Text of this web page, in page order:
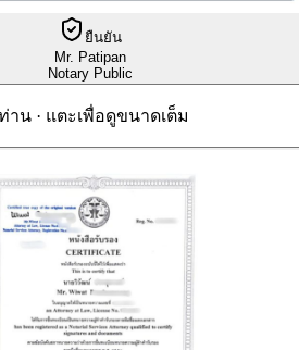
ยืนยัน
Mr. Patipan
Notary Public
น · แตะเพื่อดูขนาดเต็ม